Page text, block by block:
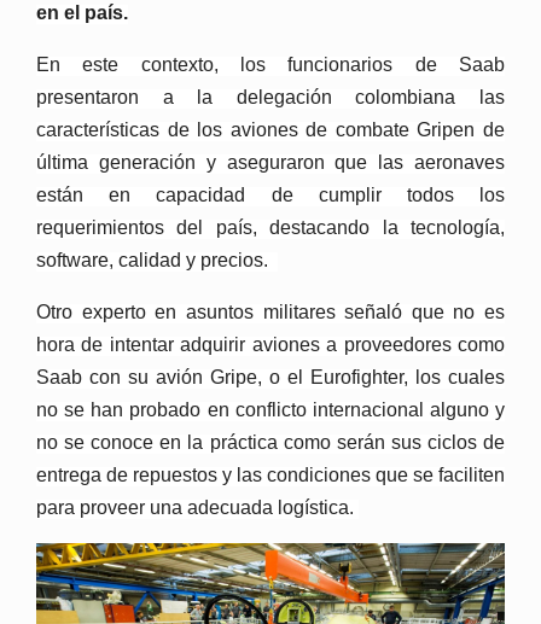
en el país.
En este contexto, los funcionarios de Saab
presentaron a la delegación colombiana las
características de los aviones de combate Gripen de
última generación y aseguraron que las aeronaves
están en capacidad de cumplir todos los
requerimientos del país, destacando la tecnología,
software, calidad y precios.
Otro experto en asuntos militares señaló que no es
hora de intentar adquirir aviones a proveedores como
Saab con su avión Gripe, o el Eurofighter, los cuales
no se han probado en conflicto internacional alguno y
no se conoce en la práctica como serán sus ciclos de
entrega de repuestos y las condiciones que se faciliten
para proveer una adecuada logística.